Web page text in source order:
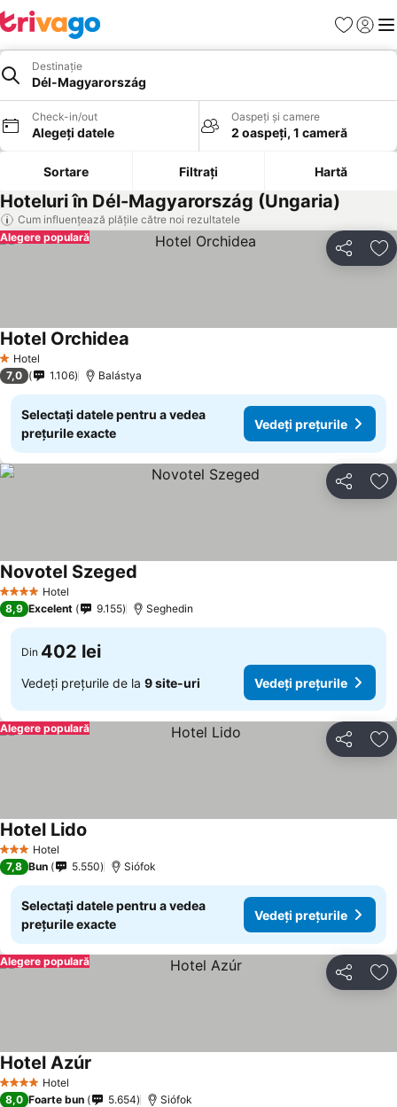
Favorite
Destinație
Dél-Magyarország
Check-in/out
Alegeți datele
Oaspeți și camere
2 oaspeți, 1 cameră
Sortare Filtrați Hartă
Hoteluri în Dél-Magyarország (Ungaria)
Cum influențează plățile către noi rezultatele
Distribuiți
Alegere populară
1 Stele
Hotel
Hotel Orchidea
7,0 1.106 Balástya
Selectați datele pentru a vedea
prețurile exacte
Vedeți prețurile
Distribuiți
4 Stele Hotel
Novotel Szeged
8,9 Excelent 9.155 Seghedin
Din 402 lei
Vedeți prețurile de la 9 site-uri Vedeți prețurile
Distribuiți
Alegere populară
3 SteleHotel
Hotel Lido
7,8 Bun 5.550 Siófok
Selectați datele pentru a vedea
prețurile exacte
Vedeți prețurile
Distribuiți
Alegere populară
4 Stele Hotel
Hotel Azúr
8,0 Foarte bun 5.654 Siófok